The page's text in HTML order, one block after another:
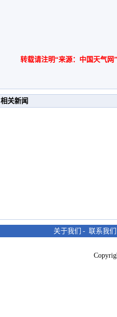
转载请注明“来源：中国天气网”
相关新闻
关于我们 - 联系我们